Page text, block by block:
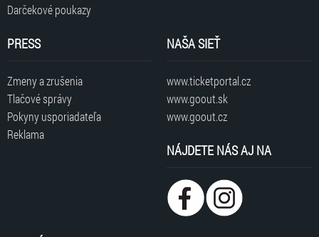
Darčekové poukazy
PRESS
Zmeny a zrušenia
Tlačové správy
Pokyny usporiadateľa
Reklama
NAŠA SIEŤ
www.ticketportal.cz
www.goout.sk
www.goout.cz
NÁJDETE NÁS AJ NA